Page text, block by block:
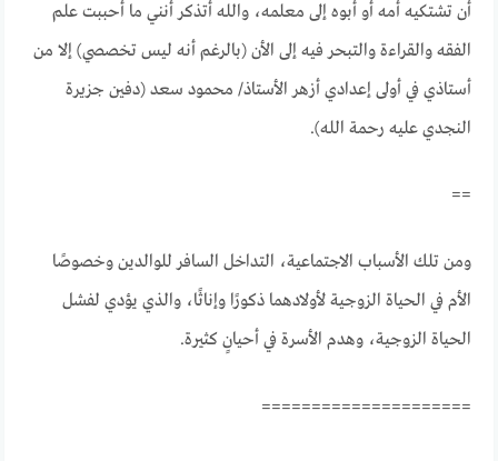
أن تشتكيه أمه أو أبوه إلى معلمه، والله أتذكر أنني ما أحببت علم
الفقه والقراءة والتبحر فيه إلى الأن (بالرغم أنه ليس تخصصي) إلا من
أستاذي في أولى إعدادي أزهر الأستاذ/ محمود سعد (دفين جزيرة
النجدي عليه رحمة الله).
==
ومن تلك الأسباب الاجتماعية، التداخل السافر للوالدين وخصوصًا
الأم في الحياة الزوجية لأولادهما ذكورًا وإناثًا، والذي يؤدي لفشل
الحياة الزوجية، وهدم الأسرة في أحيانٍ كثيرة.
=====================